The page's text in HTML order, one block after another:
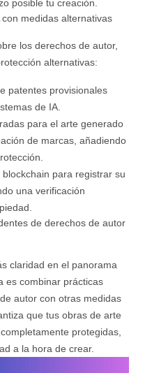
posible tu creación.
medidas alternativas
los derechos de autor,
alternativas:
patentes provisionales
de IA.
para el arte generado
de marcas, añadiendo
para registrar su
una verificación
de derechos de autor
claridad en el panorama
es combinar prácticas
autor con otras medidas
que tus obras de arte
protegidas,
a la hora de crear.